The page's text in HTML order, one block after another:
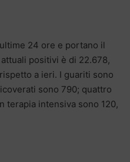
24 ore e portano il
positivi è di 22.678,
a ieri. I guariti sono
sono 790; quattro
terapia intensiva sono 120,